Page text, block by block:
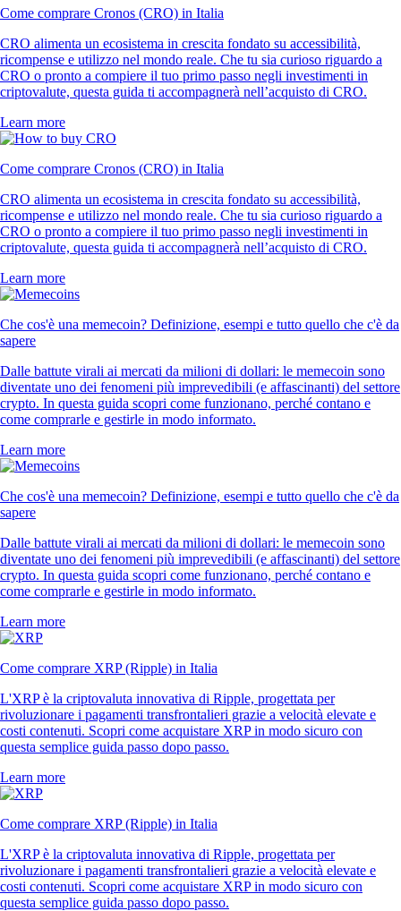
Come comprare Cronos (CRO) in Italia
CRO alimenta un ecosistema in crescita fondato su accessibilità,
ricompense e utilizzo nel mondo reale. Che tu sia curioso riguardo a
CRO o pronto a compiere il tuo primo passo negli investimenti in
criptovalute, questa guida ti accompagnerà nell’acquisto di CRO.
Learn more
Come comprare Cronos (CRO) in Italia
CRO alimenta un ecosistema in crescita fondato su accessibilità,
ricompense e utilizzo nel mondo reale. Che tu sia curioso riguardo a
CRO o pronto a compiere il tuo primo passo negli investimenti in
criptovalute, questa guida ti accompagnerà nell’acquisto di CRO.
Learn more
Che cos'è una memecoin? Definizione, esempi e tutto quello che c'è da
sapere
Dalle battute virali ai mercati da milioni di dollari: le memecoin sono
diventate uno dei fenomeni più imprevedibili (e affascinanti) del settore
crypto. In questa guida scopri come funzionano, perché contano e
come comprarle e gestirle in modo informato.
Learn more
Che cos'è una memecoin? Definizione, esempi e tutto quello che c'è da
sapere
Dalle battute virali ai mercati da milioni di dollari: le memecoin sono
diventate uno dei fenomeni più imprevedibili (e affascinanti) del settore
crypto. In questa guida scopri come funzionano, perché contano e
come comprarle e gestirle in modo informato.
Learn more
Come comprare XRP (Ripple) in Italia
L'XRP è la criptovaluta innovativa di Ripple, progettata per
rivoluzionare i pagamenti transfrontalieri grazie a velocità elevate e
costi contenuti. Scopri come acquistare XRP in modo sicuro con
questa semplice guida passo dopo passo.
Learn more
Come comprare XRP (Ripple) in Italia
L'XRP è la criptovaluta innovativa di Ripple, progettata per
rivoluzionare i pagamenti transfrontalieri grazie a velocità elevate e
costi contenuti. Scopri come acquistare XRP in modo sicuro con
questa semplice guida passo dopo passo.